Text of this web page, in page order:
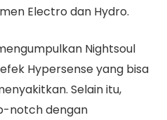
Electro dan Hydro.
Nightsoul
Hypersense yang bisa
Selain itu,
notch dengan